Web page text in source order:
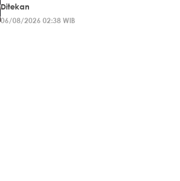
Ditekan
06/08/2026 02:38 WIB